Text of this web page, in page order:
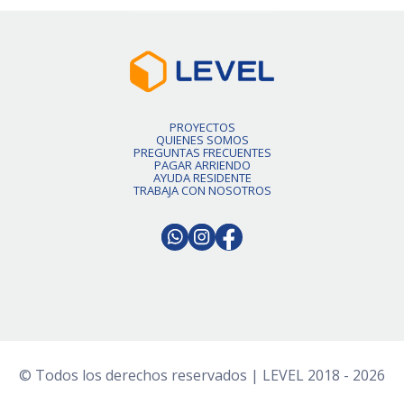
PROYECTOS
QUIENES SOMOS
PREGUNTAS FRECUENTES
PAGAR ARRIENDO
AYUDA RESIDENTE
TRABAJA CON NOSOTROS
© Todos los derechos reservados | LEVEL 2018 - 2026